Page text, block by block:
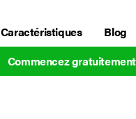
Caractéristiques Blog
Commencez gratuitement